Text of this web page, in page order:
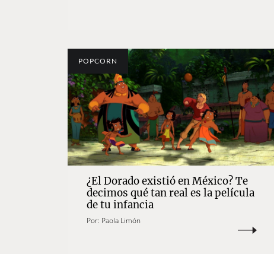
POPCORN
¿El Dorado existió en México? Te
decimos qué tan real es la película
de tu infancia
Por: Paola Limón